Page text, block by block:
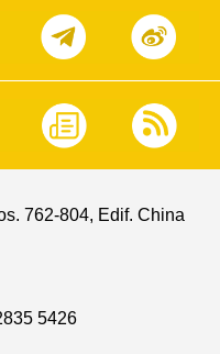
762-804, Edif. China
5426